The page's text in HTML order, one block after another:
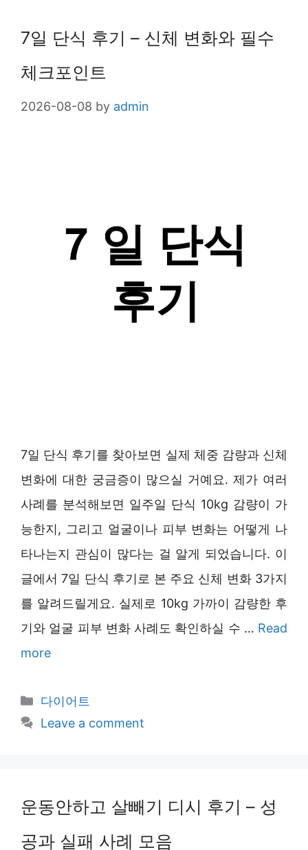
7일 단식 후기 – 신체 변화와 필수
체크포인트
2026-08-08 by admin
7일 단식 후기를 찾아보면 실제 체중 감량과 신체
변화에 대한 궁금증이 많으실 거예요. 제가 여러
사례를 분석해보면 일주일 단식 10kg 감량이 가
능한지, 그리고 얼굴이나 피부 변화는 어떻게 나
타나는지 관심이 많다는 걸 알게 되었습니다. 이
글에서 7일 단식 후기로 본 주요 신체 변화 3가지
를 알려드릴게요. 실제로 10kg 가까이 감량한 후
기와 얼굴 피부 변화 사례도 확인하실 수 … Read
more
Categories
다이어트
Leave a comment
운동안하고 살빼기 디시 후기 – 성
공과 실패 사례 모음